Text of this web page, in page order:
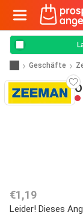
Geschäfte
€1,19
Leider! Dieses